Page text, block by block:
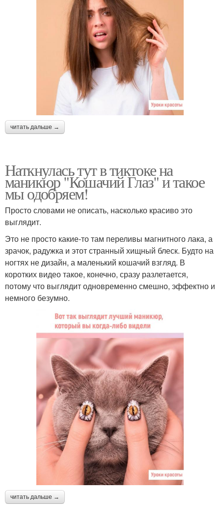
читать дальше →
Наткнулась тут в тиктоке на
маникюр "Кошачий Глаз" и такое
мы одобряем!
Просто словами не описать, насколько красиво это
выглядит.
Это не просто какие-то там переливы магнитного лака, а
зрачок, радужка и этот странный хищный блеск. Будто на
ногтях не дизайн, а маленький кошачий взгляд. В
коротких видео такое, конечно, сразу разлетается,
потому что выглядит одновременно смешно, эффектно и
немного безумно.
читать дальше →